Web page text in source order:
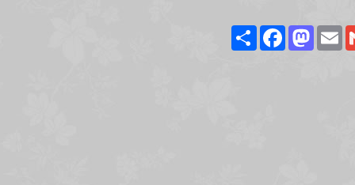
ShareFacebook